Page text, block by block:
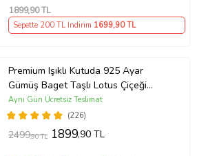
1899,90 TL
Sepette 200 TL İndirim 1699,90 TL
Premium Işıklı Kutuda 925 Ayar
Gümüş Baget Taşlı Lotus Çiçeği
Kolye
(226)
Aynı Gün Ücretsiz Teslimat
2499,90 TL 1899,90 TL